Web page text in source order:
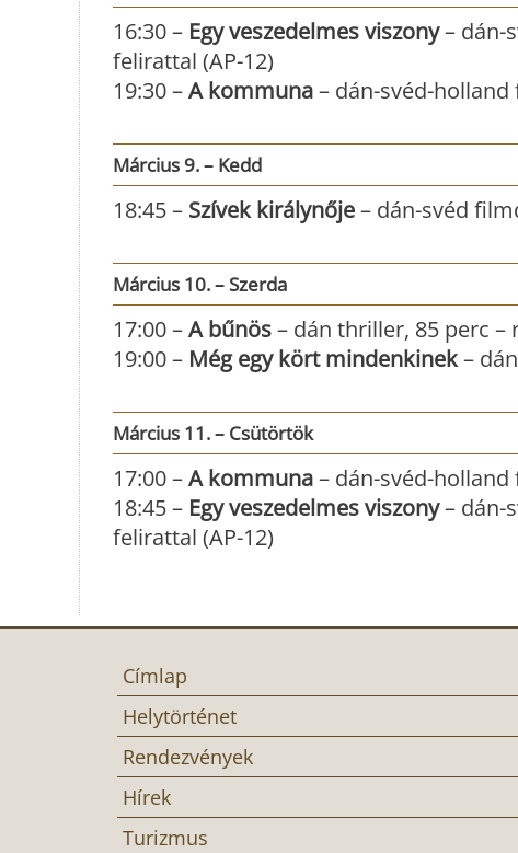
16:30 – Egy veszedelmes viszony– dán-
felirattal (AP-12)
19:30 –A kommuna– dán-svéd-
Március 9. – Kedd
18:45 – Szívek királynője– dán-svéd
Március 10. – Szerda
17:00 –A bűnös– dán thriller, 85 perc –
19:00 – Még egy kört mindenkinek–
Március 11. – Csütörtök
17:00 –A kommuna– dán-svéd-
18:45 – Egy veszedelmes viszony– dán-
felirattal (AP-12)
Címlap
Helytörténet
Rendezvények
Hírek
Turizmus